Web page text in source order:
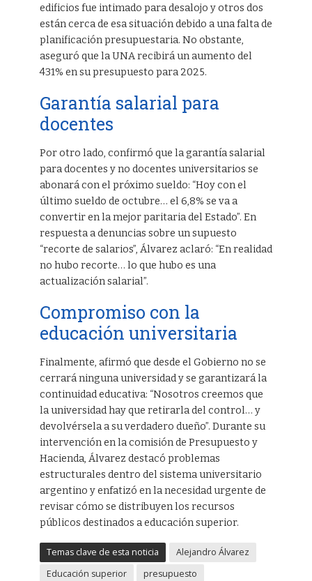
edificios fue intimado para desalojo y otros dos
están cerca de esa situación debido a una falta de
planificación presupuestaria. No obstante,
aseguró que la UNA recibirá un aumento del
431% en su presupuesto para 2025.
Garantía salarial para
docentes
Por otro lado, confirmó que la garantía salarial
para docentes y no docentes universitarios se
abonará con el próximo sueldo: “Hoy con el
último sueldo de octubre… el 6,8% se va a
convertir en la mejor paritaria del Estado”. En
respuesta a denuncias sobre un supuesto
“recorte de salarios”, Álvarez aclaró: “En realidad
no hubo recorte… lo que hubo es una
actualización salarial”.
Compromiso con la
educación universitaria
Finalmente, afirmó que desde el Gobierno no se
cerrará ninguna universidad y se garantizará la
continuidad educativa: “Nosotros creemos que
la universidad hay que retirarla del control… y
devolvérsela a su verdadero dueño”. Durante su
intervención en la comisión de Presupuesto y
Hacienda, Álvarez destacó problemas
estructurales dentro del sistema universitario
argentino y enfatizó en la necesidad urgente de
revisar cómo se distribuyen los recursos
públicos destinados a educación superior.
Temas clave de esta noticia
Alejandro Álvarez
Educación superior
presupuesto